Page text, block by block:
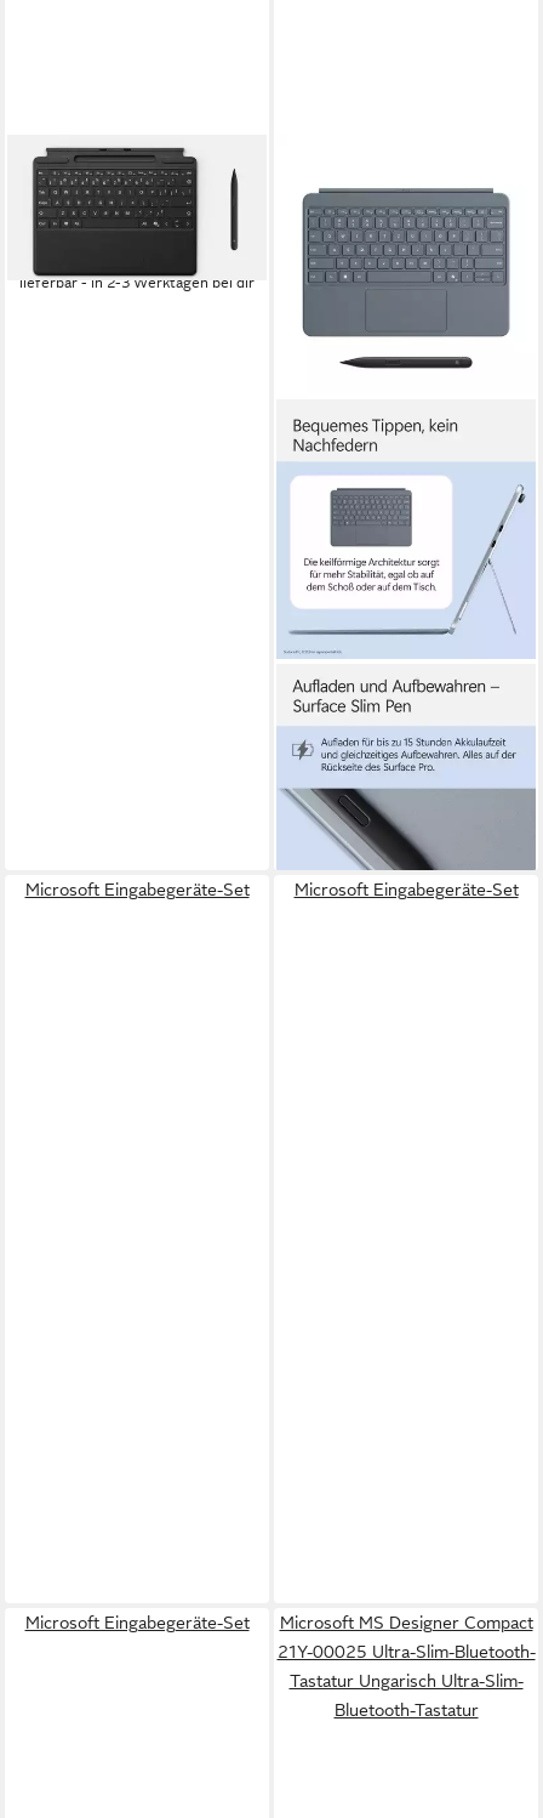
MICROSOFT
Tablet-Hülle Surface Pro Flex
Keyboard
lieferbar - in 2-3 Werktagen bei dir
MICROSOFT
EP2-33062 Tastatur
(Kompatibel mit Surface Pro
12" in Ozean-Farbe)
ab 257,00 €
12,76 €mtl. in 24 Raten
leider ausverkauft
Microsoft Eingabegeräte-Set Microsoft Eingabegeräte-Set
Microsoft Eingabegeräte-Set
Microsoft MS Designer Compact
21Y-00025 Ultra-Slim-Bluetooth-
Tastatur Ungarisch Ultra-Slim-
Bluetooth-Tastatur